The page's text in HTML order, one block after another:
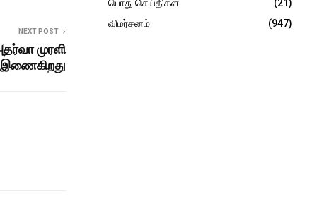
NEXT POST
முரளி
பொது செய்திகள்
(21)
விமர்சனம்
(947)